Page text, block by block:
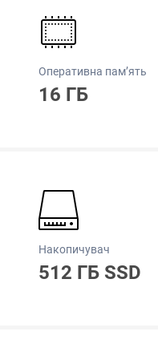
Оперативна пам’ять
16 ГБ
Накопичувач
512 ГБ SSD